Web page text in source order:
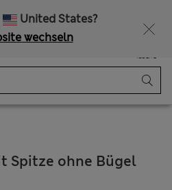
United States?
wechseln
Tasche
Spitze ohne Bügel